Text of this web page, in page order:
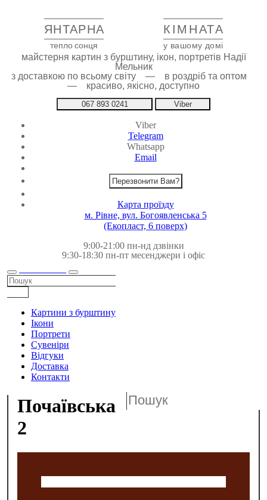
ЯНТАРНА КІМНАТА
тепло сонця у вашому домі
майстерня картин з бурштину, ікон, портретів Надії
Мельник
з доставкою по всьому світу — в роздріб та оптом
— красиво, якісно, доступно
067 893 0241 Viber
Viber
Telegram
Whatsapp
Email
Перезвонити Вам?
Карта проїзду
м. Рівне, вул. Богоявленська 5
(Екопласт, 6 поверх)
9:00-21:00 пн-нд дзвінки
9:30-18:30 пн-пт месенджери і офіс
Картини з бурштину
Ікони
Портрети
Сувеніри
Відгуки
Доставка
Контакти
Почаївська
2